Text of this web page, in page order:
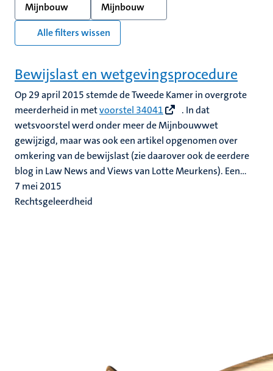
Mijnbouw
Mijnbouw
Alle filters wissen
Bewijslast en wetgevingsprocedure
Op 29 april 2015 stemde de Tweede Kamer in overgrote
meerderheid in metvoorstel 34041
. In dat
wetsvoorstel werd onder meer de Mijnbouwwet
gewijzigd, maar was ook een artikel opgenomen over
omkering van de bewijslast (zie daarover ook de eerdere
blog in Law News and Views van Lotte Meurkens). Een...
7 mei 2015
Rechtsgeleerdheid